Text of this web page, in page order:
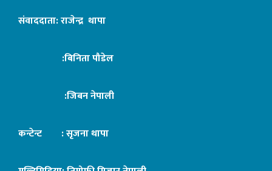
संवाददाता: राजेन्द्र थापा
:बिनिता पौडेल
:जिबन नेपाली
कन्टेन्ट : सृजना थापा